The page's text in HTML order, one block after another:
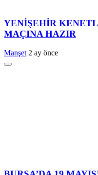
YENİŞEHİR
MAÇINA HAZIR
Manşet 2 ay önce